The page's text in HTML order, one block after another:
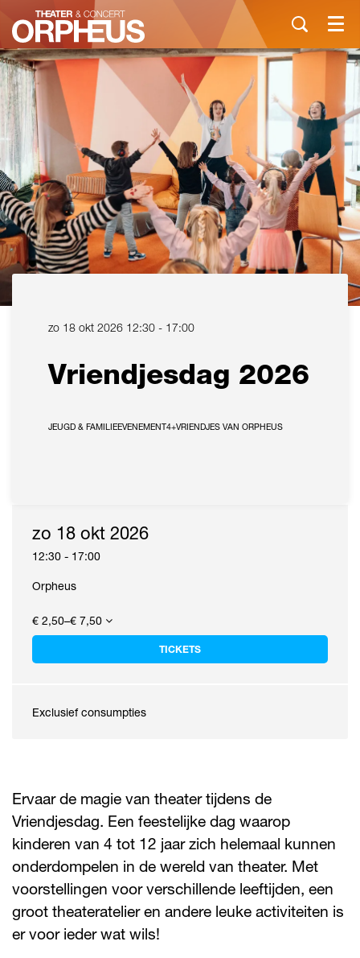
Menu
Vriendjesdag 2026
zo 18 okt 2026 12:30 - 17:00
JEUGD & FAMILIEEVENEMENT4+VRIENDJES VAN ORPHEUS
zo 18 okt 2026
12:30 - 17:00
Orpheus
€ 2,50–€ 7,50
TICKETS
Exclusief consumpties
Ervaar de magie van theater tijdens de
Vriendjesdag. Een feestelijke dag waarop
kinderen van 4 tot 12 jaar zich helemaal kunnen
onderdompelen in de wereld van theater. Met
voorstellingen voor verschillende leeftijden, een
groot theateratelier en andere leuke activiteiten is
er voor ieder wat wils!